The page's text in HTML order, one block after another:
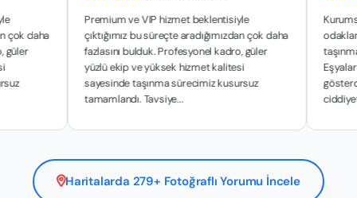
Premium ve VIP hizmet beklentisiyle
çıktığımız bu süreçte aradığımızdan çok daha
fazlasını bulduk. Profesyonel kadro, güler
yüzlü ekip ve yüksek hizmet kalitesi
sayesinde taşınma sürecimiz kusursuz
tamamlandı. Tavsiye...
Kurumsal
odaklanan
taşınma
Eşyalarımızın
gösterdikleri
ciddiyetle y...
Haritalarda 279+ Fotoğraflı Yorumu İncele